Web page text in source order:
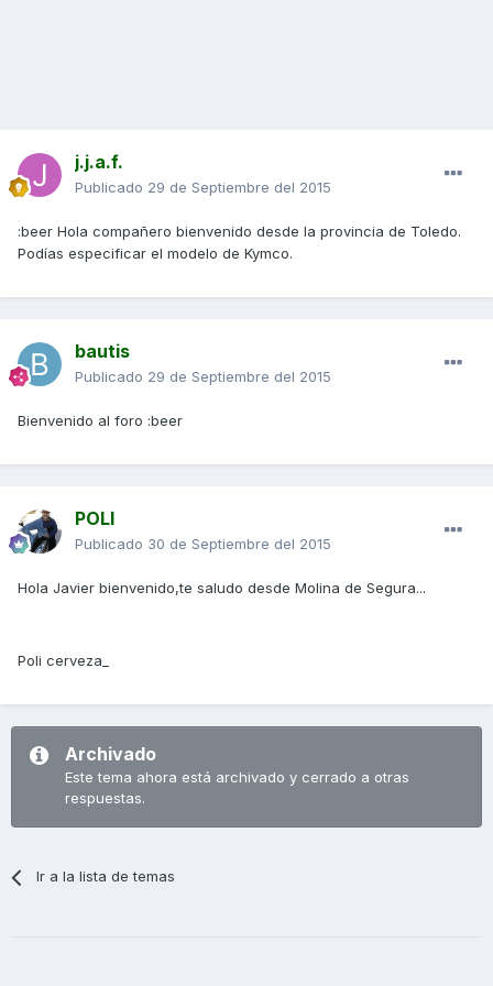
j.j.a.f.
Publicado 29 de Septiembre del 2015
:beer Hola compañero bienvenido desde la provincia de Toledo.
Podías especificar el modelo de Kymco.
bautis
Publicado 29 de Septiembre del 2015
Bienvenido al foro :beer
POLI
Publicado 30 de Septiembre del 2015
Hola Javier bienvenido,te saludo desde Molina de Segura...
Poli cerveza_
Archivado
Este tema ahora está archivado y cerrado a otras
respuestas.
Ir a la lista de temas